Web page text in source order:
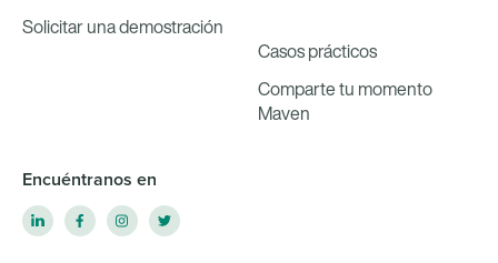
Solicitar una demostración
Casos prácticos
Comparte tu momento
Maven
Encuéntranos en